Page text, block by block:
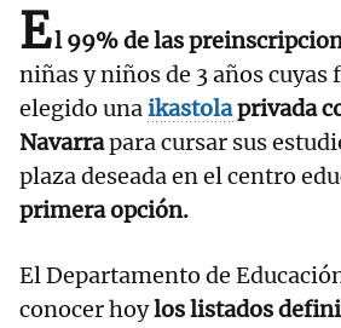
El 99% de las
niñas y niños de 3 años
elegido unaikastolaprivada
Navarrapara cursar sus
plaza deseada en el centro
primera opción.
El Departamento de
conocer hoylos listados